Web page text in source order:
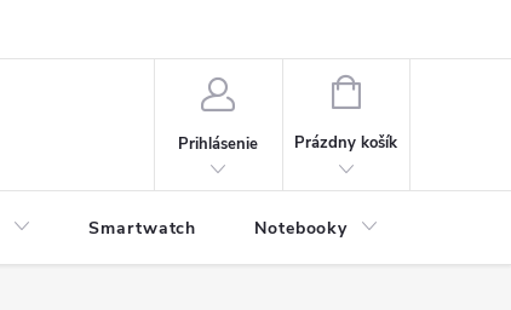
Prihlásenie
NÁKUPNÝ
Prázdny košík
Smartwatch Notebooky